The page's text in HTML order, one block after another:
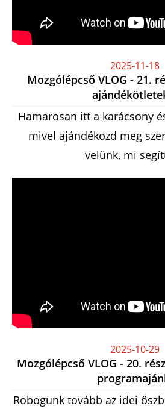
2025-11-18
Mozgólépcső VLOG - 21.
Hamarosan itt a karácsony
mivel ajándékozd meg
velünk, mi
2025-10-29
Mozgólépcső VLOG - 20.
Robogunk tovább az idei